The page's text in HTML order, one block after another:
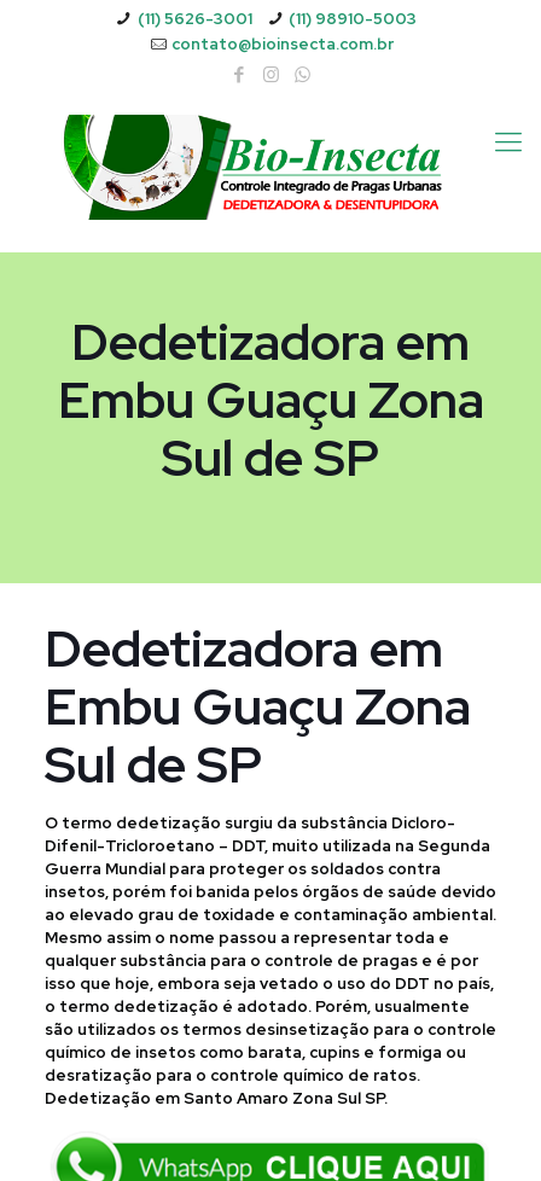
(11) 5626-3001
(11) 98910-5003
contato@bioinsecta.com.br
Dedetizadora em
Embu Guaçu Zona
Sul de SP
Dedetizadora em
Embu Guaçu Zona
Sul de SP
O termo dedetização surgiu da substância Dicloro-
Difenil-Tricloroetano – DDT, muito utilizada na Segunda
Guerra Mundial para proteger os soldados contra
insetos, porém foi banida pelos órgãos de saúde devido
ao elevado grau de toxidade e contaminação ambiental.
Mesmo assim o nome passou a representar toda e
qualquer substância para o controle de pragas e é por
isso que hoje, embora seja vetado o uso do DDT no país,
o termo dedetização é adotado. Porém, usualmente
são utilizados os termos desinsetização para o controle
químico de insetos como barata, cupins e formiga ou
desratização para o controle químico de ratos.
Dedetização em Santo Amaro Zona Sul SP.